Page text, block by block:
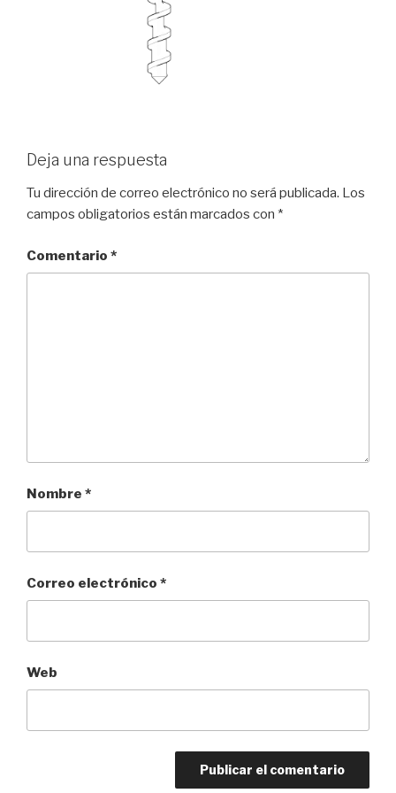
Deja una respuesta
Tu dirección de correo electrónico no será publicada. Los
campos obligatorios están marcados con *
Comentario *
Nombre *
Correo electrónico *
Web